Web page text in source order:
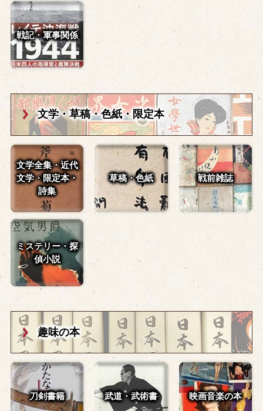
戦記・軍事関係
文学・草稿・色紙・限定本
文学全集・近代
文学・ 限定本・
詩集
草稿・色紙 戦前雑誌
ミステリー・探
偵小説
趣味の本
刀剣書籍 武道・武術書 映画音楽の本